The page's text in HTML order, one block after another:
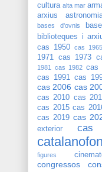
cultura alta mar
arxius
bases d'ovnis
biblioteques i
cas 1950 cas 1965
1971
cas 1973
1981
cas 1982 cas
cas 1991 cas
cas 2006 cas
cas 2010 cas
cas 2015 cas
cas 2019 cas
exterior
cas
figures
congressos